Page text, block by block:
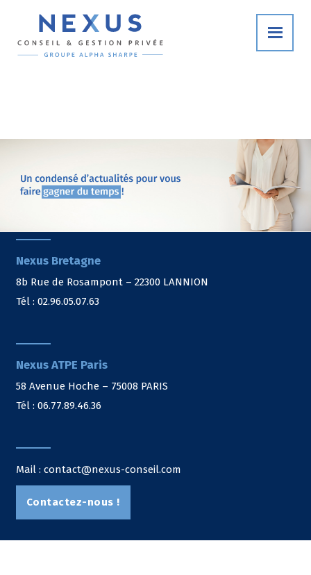
Nexus Bretagne
8b Rue de Rosampont – 22300 LANNION
Tél : 02.96.05.07.63
Nexus ATPE Paris
58 Avenue Hoche – 75008 PARIS
Tél : 06.77.89.46.36
Mail : contact@nexus-conseil.com
Contactez-nous !